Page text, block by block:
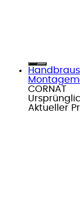
CORNAT
Aktueller